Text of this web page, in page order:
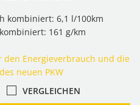
kombiniert: 6,1 l/100km
161 g/km
den Energieverbrauch und die
neuen PKW
VERGLEICHEN